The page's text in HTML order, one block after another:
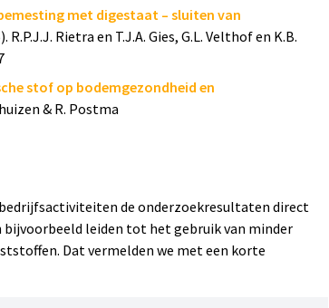
met groenteteeltresten), suikerbieten en
runderdrijfmest en runderdrijfmest covergist
(NH₃) en CO₂ .
van minerale en organische
fosfaat (P).
met digestaat – sluiten van
R.P.J.J. Rietra en T.J.A. Gies, G.L. Velthof en K.B.
stof op bodemgezondheid en
& R. Postma
de onderzoekresultaten direct
leiden tot het gebruik van minder
Dat vermelden we met een korte